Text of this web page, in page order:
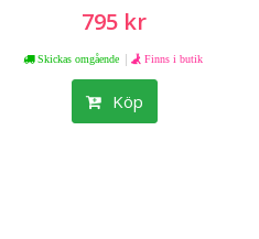
795 kr
Skickas omgående | Finns i butik
Köp